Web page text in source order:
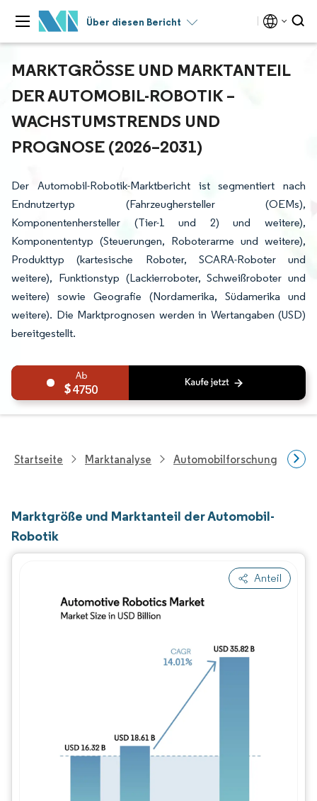
Über diesen Bericht
MARKTGRÖSSE UND MARKTANTEIL D
ER AUTOMOBIL-ROBOTIK – W
ACHSTUMSTRENDS UND P
ROGNOSE (2026–2031)
Der Automobil-Robotik-Marktbericht ist segmentiert nach
Endnutzertyp (Fahrzeughersteller (OEMs),
Komponentenhersteller (Tier-1 und 2) und weitere),
Komponententyp (Steuerungen, Roboterarme und weitere),
Produkttyp (kartesische Roboter, SCARA-Roboter und
weitere), Funktionstyp (Lackierroboter, Schweißroboter und
weitere) sowie Geografie (Nordamerika, Südamerika und
weitere). Die Marktprognosen werden in Wertangaben (USD)
bereitgestellt.
4750
Startseite Marktanalyse Automobilforschung
Marktgröße und Marktanteil der Automobil-
Robotik
Anteil
Bild © Mordor Intelligence.